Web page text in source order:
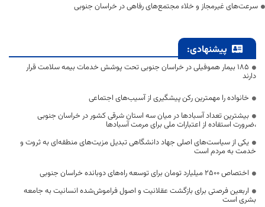
سرعت‌های غیرمجاز و خلاء مجتمع‌های رفاهی در خراسان جنوبی
پیشنهادی:
۱۸۵ بیمار هموفیلی در خراسان جنوبی تحت پوشش خدمات بیمه سلامت قرار
دارند
خانواده را مهمترین رکن پیشگیری از آسیب‌های اجتماعی
بیشترین تعداد آسبادها در میان سه استان شرقی کشور در خراسان جنوبی
،ضرورت استفاده از اعتبارات ملی برای مرمت آسبادها
یکی از سیاست‌های اصلی جهاد دانشگاهی تبدیل مزیت‌های منطقه‌ای به ثروت و
خدمت به مردم است
اختصاص 2500 میلیارد تومان برای توسعه راه‌های دوبانده خراسان جنوبی
اربعین فرصتی برای بازگشت عقلانیت و اصول فراموش‌شده انسانیت به جامعه
بشری است